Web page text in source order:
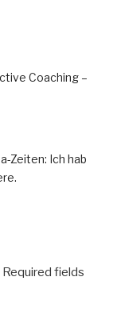
Coaching –
Zeiten: Ich hab
Required fields